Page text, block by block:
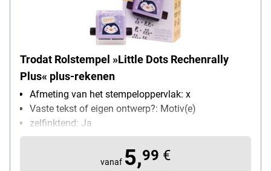
Trodat Rolstempel »Little Dots Rechenrally
Plus« plus-rekenen
Afmeting van het stempeloppervlak: x
Vaste tekst of eigen ontwerp?: Motiv(e)
zelfinktend: Ja
Bijzonderheden: vergemakkelijkt het oefenen van
vanaf 5,99 €